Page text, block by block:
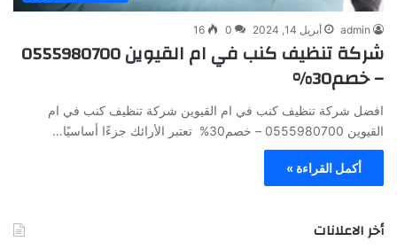
admin أبريل 14, 2024 0
16
شركة تنظيف كنب في ام القيوين 0555980700
– خصم30%
افضل شركة تنظيف كنب في ام القيوين شركة تنظيف كنب في ام
القيوين 0555980700 – خصم30% تعتبر الأرائك جزءًا أساسيًا…
أكمل القراءة »
أخر الاعلانات